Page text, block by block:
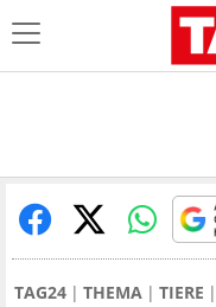
TAG24 THEMA TIERE